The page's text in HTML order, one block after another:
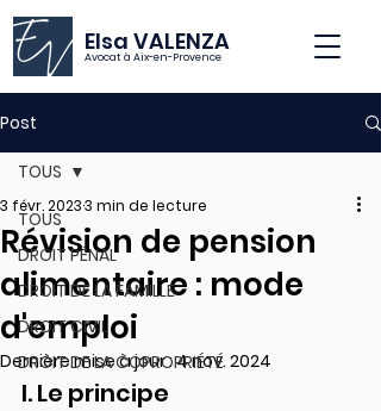
Elsa VALENZA
Avocat à Aix-en-Provence
Post
TOUS
DROIT PÉNAL
DROIT DE LA FAMILLE
DROIT CIVIL
DROIT DE LA COPROPRIÉTÉ
TOUS
Révision de pension
alimentaire : mode
d'emploi
3 févr. 20233 min de lecture
Dernière mise à jour :4 nov. 2024
I. Le principe